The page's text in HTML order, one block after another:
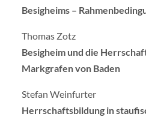
Besigheims –
Thomas Zotz
Besigheim und die
Markgrafen von Baden
Stefan Weinfurter
Herrschaftsbildung in